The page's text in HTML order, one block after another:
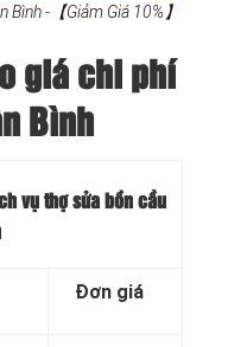
Bình -【Giảm Giá 10%】
giá chi phí
Bình
vụ thợ sửa bồn cầu
Đơn giá